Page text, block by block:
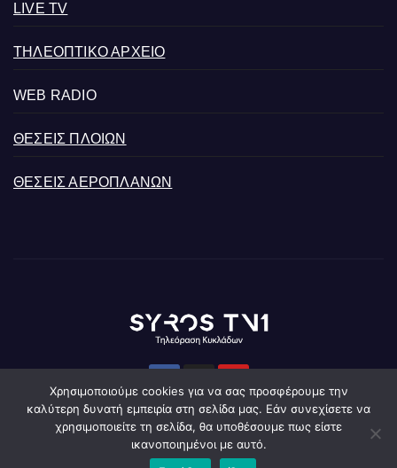
LIVE TV
ΤΗΛΕΟΠΤΙΚΟ ΑΡΧΕΙΟ
WEB RADIO
ΘΕΣΕΙΣ ΠΛΟΙΩΝ
ΘΕΣΕΙΣ ΑΕΡΟΠΛΑΝΩΝ
Developed & Hosted by 19CLOUDS
Χρησιμοποιούμε cookies για να σας προσφέρουμε την
καλύτερη δυνατή εμπειρία στη σελίδα μας. Εάν συνεχίσετε να
χρησιμοποιείτε τη σελίδα, θα υποθέσουμε πως είστε
ικανοποιημένοι με αυτό.